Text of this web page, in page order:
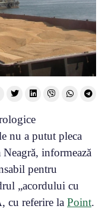
nu a putut pleca
informează
pentru
„acordului cu
cu referire la Point.